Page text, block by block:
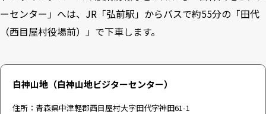
ーセンター」へは、JR「弘前駅」からバスで約55分の「田代
（西目屋村役場前）」で下車します。
白神山地（白神山地ビジターセンター）
住所：青森県中津軽郡西目屋村大字田代字神田61-1